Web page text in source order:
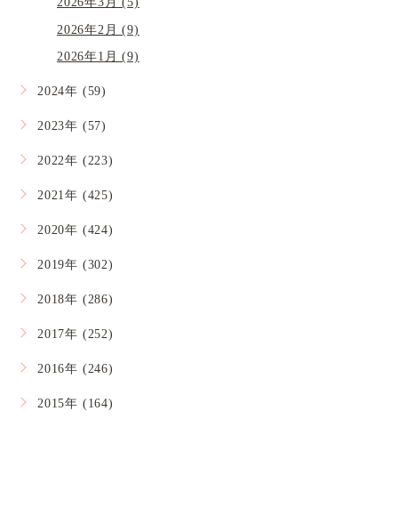
2026年3月 (5)
2026年2月 (9)
2026年1月 (9)
2024年 (59)
2023年 (57)
2022年 (223)
2021年 (425)
2020年 (424)
2019年 (302)
2018年 (286)
2017年 (252)
2016年 (246)
2015年 (164)